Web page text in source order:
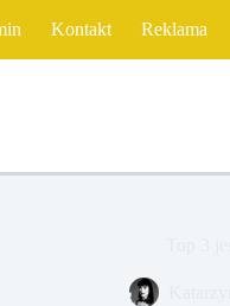
Kontakt Reklama